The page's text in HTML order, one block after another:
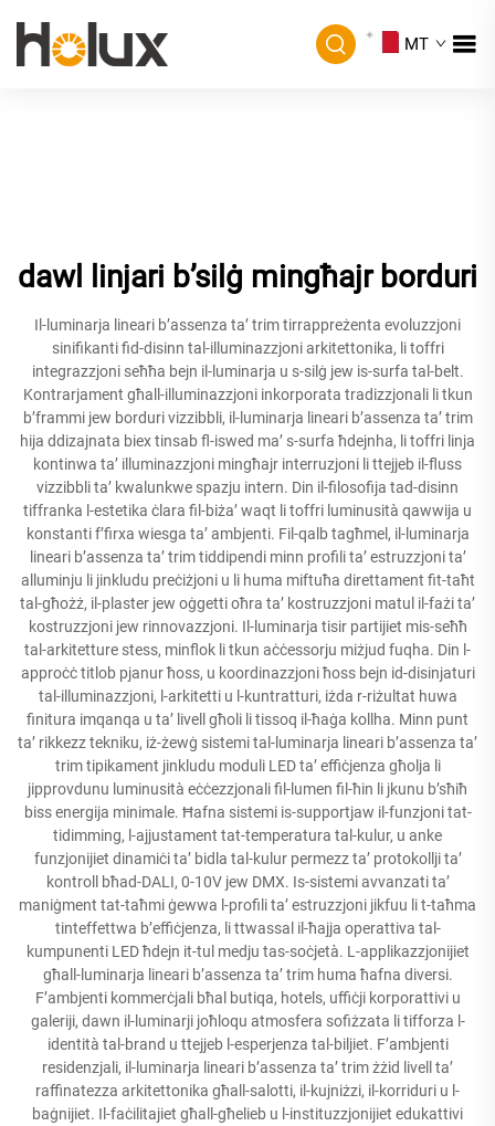
MT
dawl linjari b’silġ mingħajr borduri
Il-luminarja lineari b’assenza ta’ trim tirrappreżenta evoluzzjoni
sinifikanti fid-disinn tal-illuminazzjoni arkitettonika, li toffri
integrazzjoni seħħa bejn il-luminarja u s-silġ jew is-surfa tal-belt.
Kontrarjament għall-illuminazzjoni inkorporata tradizzjonali li tkun
b’frammi jew borduri vizzibbli, il-luminarja lineari b’assenza ta’ trim
hija ddizajnata biex tinsab fl-iswed ma’ s-surfa ħdejnha, li toffri linja
kontinwa ta’ illuminazzjoni mingħajr interruzjoni li ttejjeb il-fluss
vizzibbli ta’ kwalunkwe spazju intern. Din il-filosofija tad-disinn
tiffranka l-estetika ċlara fil-biża’ waqt li toffri luminusità qawwija u
konstanti f’firxa wiesga ta’ ambjenti. Fil-qalb tagħmel, il-luminarja
lineari b’assenza ta’ trim tiddipendi minn profili ta’ estruzzjoni ta’
alluminju li jinkludu preċiżjoni u li huma miftuħa direttament fit-taħt
tal-għożż, il-plaster jew oġgetti oħra ta’ kostruzzjoni matul il-fażi ta’
kostruzzjoni jew rinnovazzjoni. Il-luminarja tisir partijiet mis-seħħ
tal-arkitetture stess, minflok li tkun aċċessorju miżjud fuqha. Din l-
approċċ titlob pjanur ħoss, u koordinazzjoni ħoss bejn id-disinjaturi
tal-illuminazzjoni, l-arkitetti u l-kuntratturi, iżda r-riżultat huwa
finitura imqanqa u ta’ livell għoli li tissoq il-ħaġa kollha. Minn punt
ta’ rikkezz tekniku, iż-żewġ sistemi tal-luminarja lineari b’assenza ta’
trim tipikament jinkludu moduli LED ta’ effiċjenza għolja li
jipprovdunu luminusità eċċezzjonali fil-lumen fil-ħin li jkunu b’sħiħ
biss energija minimale. Ħafna sistemi is-supportjaw il-funzjoni tat-
tidimming, l-ajjustament tat-temperatura tal-kulur, u anke
funzjonijiet dinamiċi ta’ bidla tal-kulur permezz ta’ protokollji ta’
kontroll bħad-DALI, 0-10V jew DMX. Is-sistemi avvanzati ta’
maniġment tat-taħmi ġewwa l-profili ta’ estruzzjoni jikfuu li t-taħma
tinteffettwa b’effiċjenza, li ttwassal il-ħajja operattiva tal-
kumpunenti LED ħdejn it-tul medju tas-soċjetà. L-applikazzjonijiet
għall-luminarja lineari b’assenza ta’ trim huma ħafna diversi.
F’ambjenti kommerċjali bħal butiqa, hotels, uffiċji korporattivi u
galeriji, dawn il-luminarji joħloqu atmosfera sofiżzata li tifforza l-
identità tal-brand u ttejjeb l-esperjenza tal-biljiet. F’ambjenti
residenzjali, il-luminarja lineari b’assenza ta’ trim żżid livell ta’
raffinatezza arkitettonika għall-salotti, il-kujniżzi, il-korriduri u l-
baġnijiet. Il-faċilitajiet għall-għelieb u l-instituzzjonijiet edukattivi